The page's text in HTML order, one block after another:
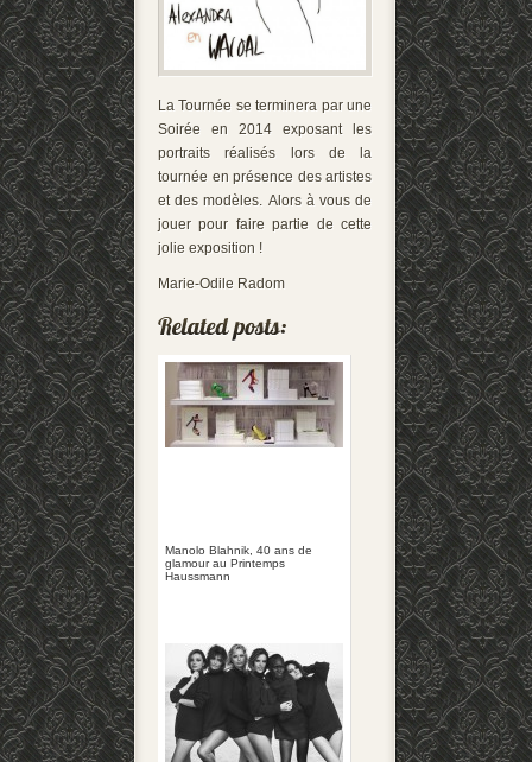
La Tournée se terminera par une
Soirée en 2014 exposant les
portraits réalisés lors de la
tournée en présence des artistes
et des modèles. Alors à vous de
jouer pour faire partie de cette
jolie exposition !
Marie-Odile Radom
Manolo Blahnik, 40 ans de
glamour au Printemps
Haussmann